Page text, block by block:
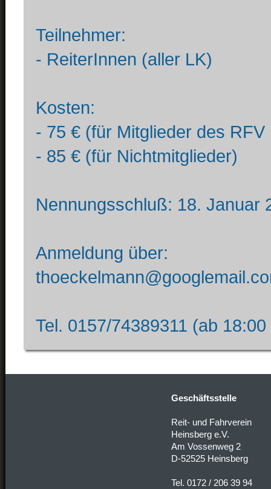
Teilnehmer:
- ReiterInnen (aller LK)
Kosten:
- 75 € (für Mitglieder des RFV
- 85 € (für Nichtmitglieder)
Nennungsschluß: 18. Januar
Anmeldung über:
Tel. 0157/74389311 (ab
Geschäftsstelle
Reit- und Fahrverein
Heinsberg e.V.
Am Vossenweg 2
D-52525 Heinsberg
Tel. 0172 / 206 39 94